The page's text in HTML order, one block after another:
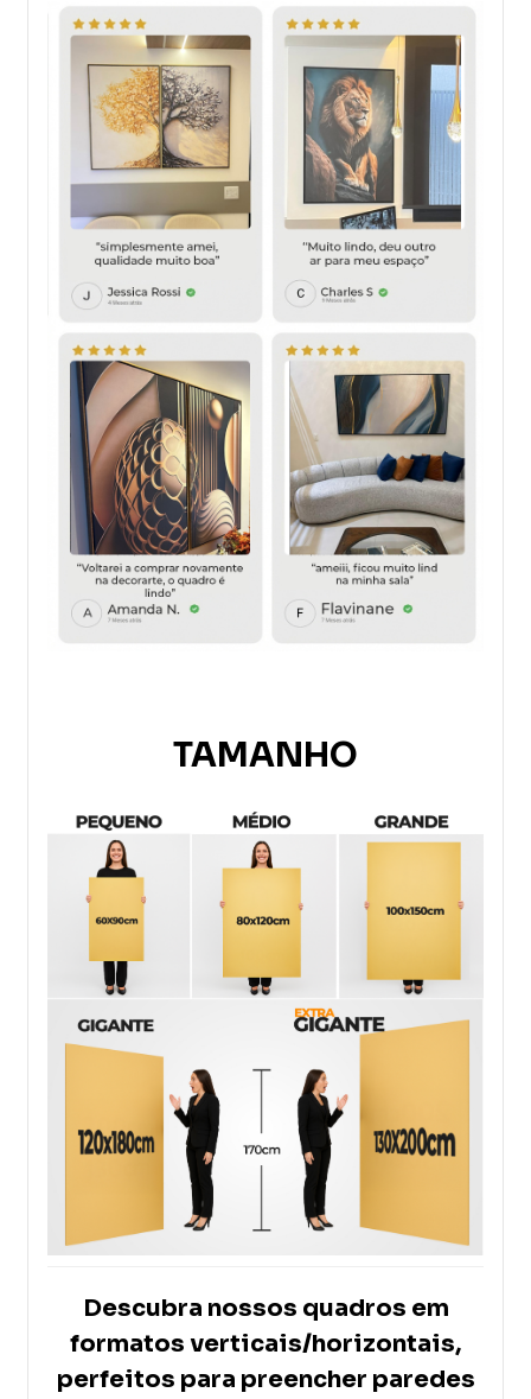
TAMANHO
Descubra nossos quadros em
formatos verticais/horizontais,
perfeitos para preencher paredes